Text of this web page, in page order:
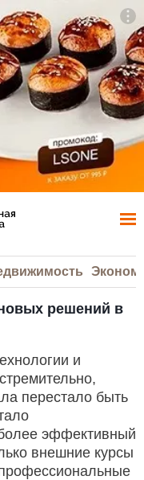
решений в
и
перестало быть
эффективный
внешние курсы